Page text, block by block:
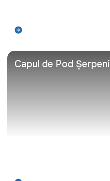
Capul de Pod Șerpeni